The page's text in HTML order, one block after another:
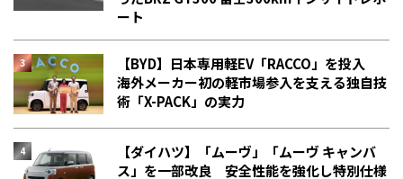
ート
【BYD】日本専用軽EV「RACCO」を投入
海外メーカー初の軽市場参入を支える独自技
術「X-PACK」の実力
【ダイハツ】「ムーヴ」「ムーヴ キャンバ
ス」を一部改良 安全性能を強化し特別仕様